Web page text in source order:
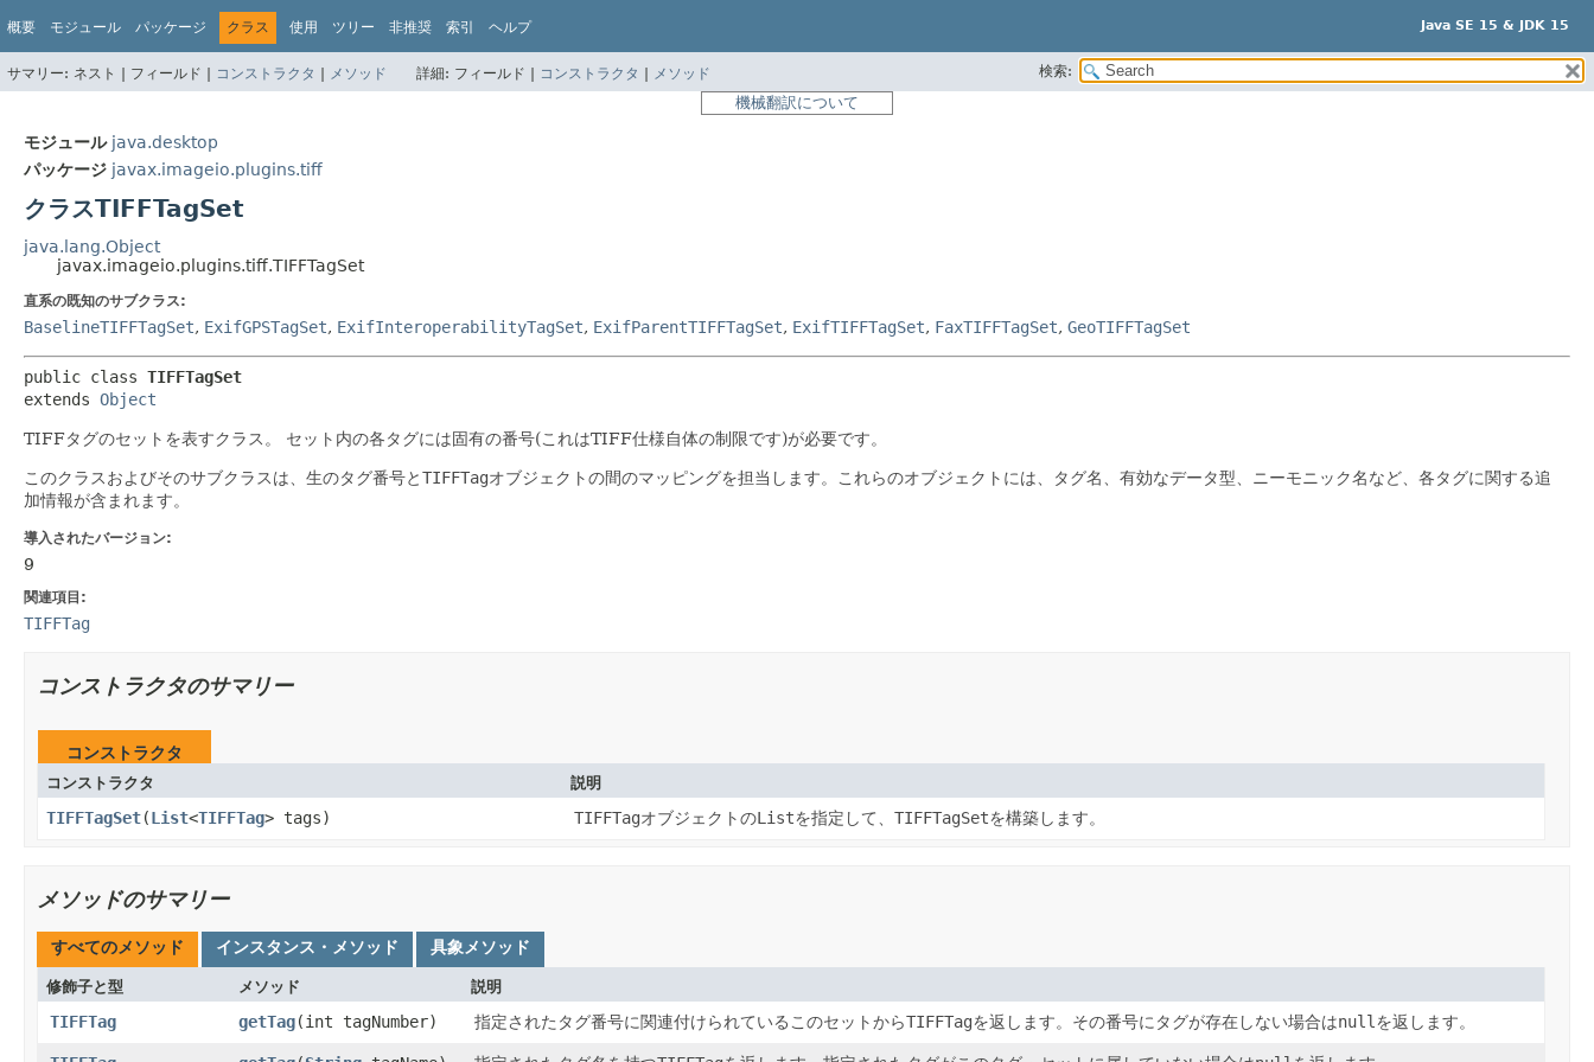
概要 モジュール パッケージ クラス 使用 ツリー 非推奨 索引 ヘルプ Java SE 15 & JDK 15
サマリー: ネスト | フィールド | コンストラクタ | メソッド 詳細: フィールド | コンストラクタ | メソッド 検索:
機械翻訳について
モジュール java.desktop
パッケージ javax.imageio.plugins.tiff
クラスTIFFTagSet
java.lang.Object
javax.imageio.plugins.tiff.TIFFTagSet
直系の既知のサブクラス:
BaselineTIFFTagSet, ExifGPSTagSet, ExifInteroperabilityTagSet, ExifParentTIFFTagSet, ExifTIFFTagSet, FaxTIFFTagSet, GeoTIFFTagSet
public class TIFFTagSet
extends Object
TIFFタグのセットを表すクラス。 セット内の各タグには固有の番号(これはTIFF仕様自体の制限です)が必要です。
このクラスおよびそのサブクラスは、生のタグ番号とTIFFTagオブジェクトの間のマッピングを担当します。これらのオブジェクトには、タグ名、有効なデータ型、ニーモニック名など、各タグに関する追
加情報が含まれます。
導入されたバージョン:
9
関連項目:
TIFFTag
コンストラクタのサマリー
コンストラクタ
コンストラクタ 説明
TIFFTagSet​(List<TIFFTag> tags) TIFFTagオブジェクトのListを指定して、 TIFFTagSetを構築します。
メソッドのサマリー
すべてのメソッド インスタンス・メソッド 具象メソッド
修飾子と型 メソッド 説明
TIFFTag getTag​(int tagNumber) 指定されたタグ番号に関連付けられているこのセットからTIFFTagを返します。その番号にタグが存在しない場合はnull を返します。